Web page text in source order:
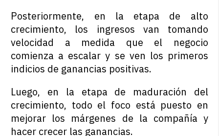
Posteriormente, en la etapa de alto
crecimiento, los ingresos van tomando
velocidad a medida que el negocio
comienza a escalar y se ven los primeros
indicios de ganancias positivas.
Luego, en la etapa de maduración del
crecimiento, todo el foco está puesto en
mejorar los márgenes de la compañía y
hacer crecer las ganancias.